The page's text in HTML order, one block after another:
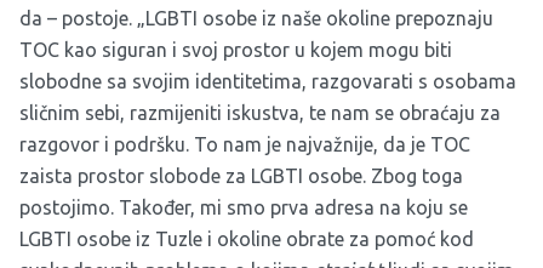
da – postoje. „LGBTI osobe iz naše okoline prepoznaju
TOC kao siguran i svoj prostor u kojem mogu biti
slobodne sa svojim identitetima, razgovarati s osobama
sličnim sebi, razmijeniti iskustva, te nam se obraćaju za
razgovor i podršku. To nam je najvažnije, da je TOC
zaista prostor slobode za LGBTI osobe. Zbog toga
postojimo. Također, mi smo prva adresa na koju se
LGBTI osobe iz Tuzle i okoline obrate za pomoć kod